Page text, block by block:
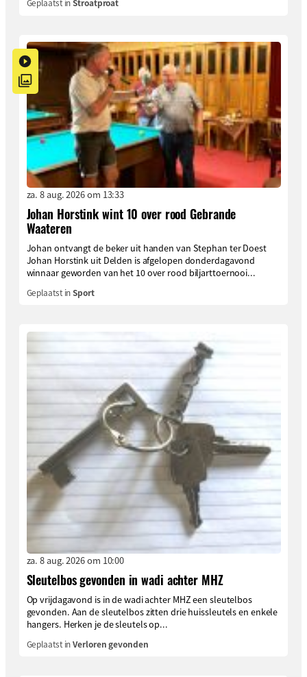
Geplaatst inStroatproat
za. 8 aug. 2026 om 13:33
Johan Horstink wint 10 over rood Gebrande
Waateren
Johan ontvangt de beker uit handen van Stephan ter Doest
Johan Horstink uit Delden is afgelopen donderdagavond
winnaar geworden van het 10 over rood biljarttoernooi...
Geplaatst inSport
za. 8 aug. 2026 om 10:00
Sleutelbos gevonden in wadi achter MHZ
Op vrijdagavond is in de wadi achter MHZ een sleutelbos
gevonden. Aan de sleutelbos zitten drie huissleutels en enkele
hangers. Herken je de sleutels op...
Geplaatst inVerloren gevonden